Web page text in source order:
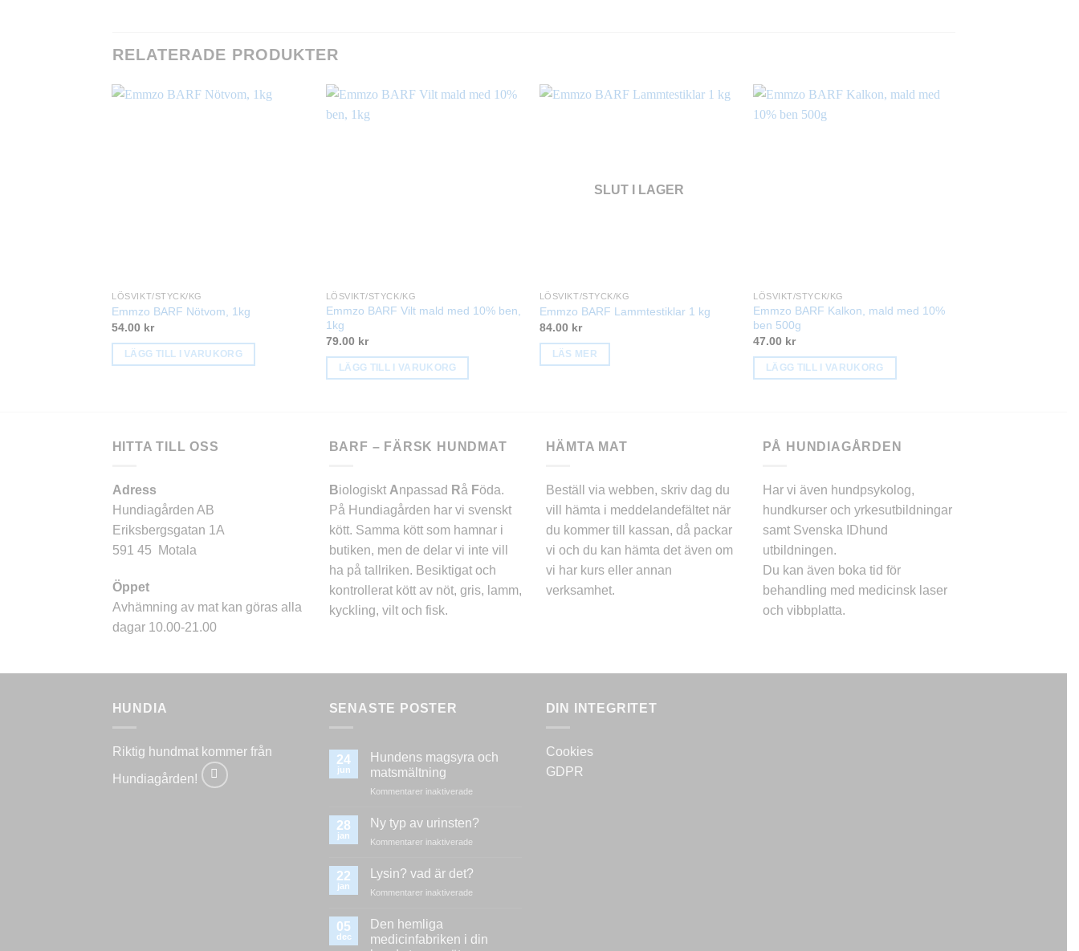
RELATERADE PRODUKTER
LÖSVIKT/STYCK/KG
Emmzo BARF Nötvom, 1kg
54.00 kr
LÄGG TILL I VARUKORG
LÖSVIKT/STYCK/KG
Emmzo BARF Vilt mald med 10% ben,
1kg
79.00 kr
LÄGG TILL I VARUKORG
SLUT I LAGER
LÖSVIKT/STYCK/KG
Emmzo BARF Lammtestiklar 1 kg
84.00 kr
LÄS MER
LÖSVIKT/STYCK/KG
Emmzo BARF Kalkon, mald med 10%
ben 500g
47.00 kr
LÄGG TILL I VARUKORG
HITTA TILL OSS
Adress
Hundiagården AB
Eriksbergsgatan 1A
591 45 Motala
Öppet
Avhämning av mat kan göras alla
dagar 10.00-21.00
BARF – FÄRSK HUNDMAT
Biologiskt Anpassad Rå Föda.
På Hundiagården har vi svenskt
kött. Samma kött som hamnar i
butiken, men de delar vi inte vill
ha på tallriken. Besiktigat och
kontrollerat kött av nöt, gris, lamm,
kyckling, vilt och fisk.
HÄMTA MAT
Beställ via webben, skriv dag du
vill hämta i meddelandefältet när
du kommer till kassan, då packar
vi och du kan hämta det även om
vi har kurs eller annan
verksamhet.
PÅ HUNDIAGÅRDEN
Har vi även hundpsykolog,
hundkurser och yrkesutbildningar
samt Svenska IDhund
utbildningen.
Du kan även boka tid för
behandling med medicinsk laser
och vibbplatta.
HUNDIA
Riktig hundmat kommer från
Hundiagården!
SENASTE POSTER
24
jun
Hundens magsyra och
matsmältning
Kommentarer inaktiveradeför
magsyra
matsmältning
28
jan
Ny typ av urinsten?
Kommentarer inaktiveradeför
typ
urinsten?
22
jan
Lysin? vad är det?
Kommentarer inaktiveradeför
är
det?
05
dec
Den hemliga
medicinfabriken i din
DIN INTEGRITET
Cookies
GDPR